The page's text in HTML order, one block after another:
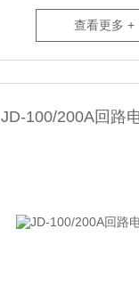
查看更多 +
JD-100/200A回路